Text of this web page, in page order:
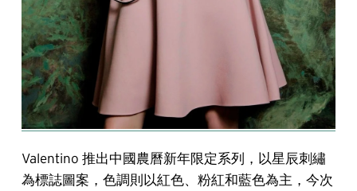
Valentino 推出中國農曆新年限定系列，以星辰刺繡
為標誌圖案，色調則以紅色、粉紅和藍色為主，今次